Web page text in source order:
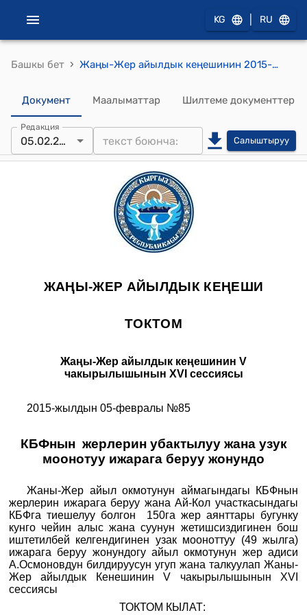
KG RU
Башкы бет › Жаңы-Жер айылдык кеңешинин 2015-жылдын 05-февралындагы №85 "КБФнын жерлерин убактылуу жана узук моонотуу ижарага беруу жонундо" токтому
Документ Маалыматтар Шилтеме документтер
Редакция
05.02.2015 Салыштыруу